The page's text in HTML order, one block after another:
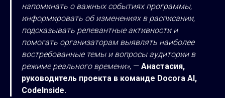
напоминать о важных событиях программы,
информировать об изменениях в расписании,
подсказывать релевантные активности и
помогать организаторам выявлять наиболее
востребованные темы и вопросы аудитории в
режиме реального времени», — Анастасия,
руководитель проекта в команде Docora AI,
CodeInside.